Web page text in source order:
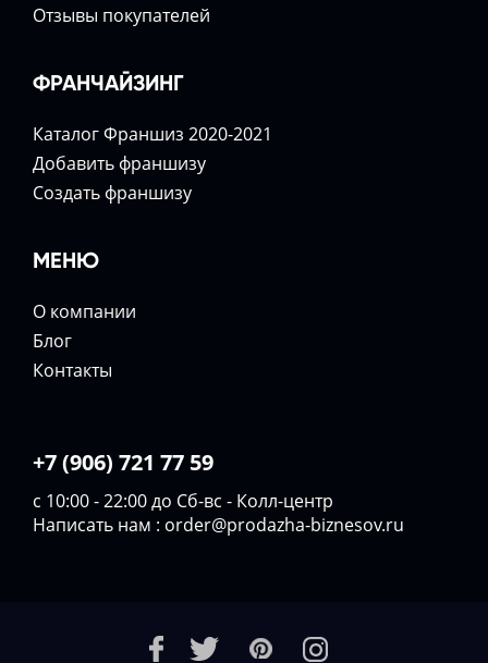
Отзывы покупателей
ФРАНЧАЙЗИНГ
Каталог Франшиз 2020-2021
Добавить франшизу
Создать франшизу
МЕНЮ
О компании
Блог
Контакты
+7 (906) 721 77 59
с 10:00 - 22:00 до Сб-вс - Колл-центр
Написать нам : order@prodazha-biznesov.ru